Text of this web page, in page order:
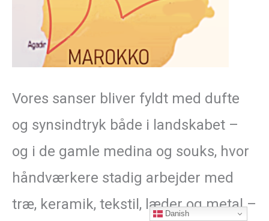
Vores sanser bliver fyldt med dufte
og synsindtryk både i landskabet –
og i de gamle medina og souks, hvor
håndværkere stadig arbejder med
træ, keramik, tekstil, læder og metal –
Danish